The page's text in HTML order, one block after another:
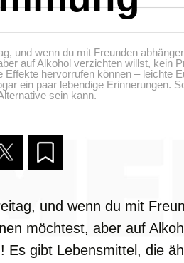
und wenn du mit Freunden
auf Alkohol verzichten willst, kein
Effekte hervorrufen können – leichte
ein paar lebendige Erinnerungen.
sein kann.
und wenn du mit
möchtest, aber auf
Es gibt Lebensmittel, die